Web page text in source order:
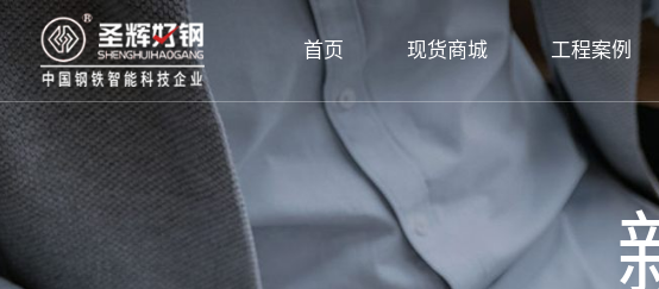
首页 现货商城 工程案例